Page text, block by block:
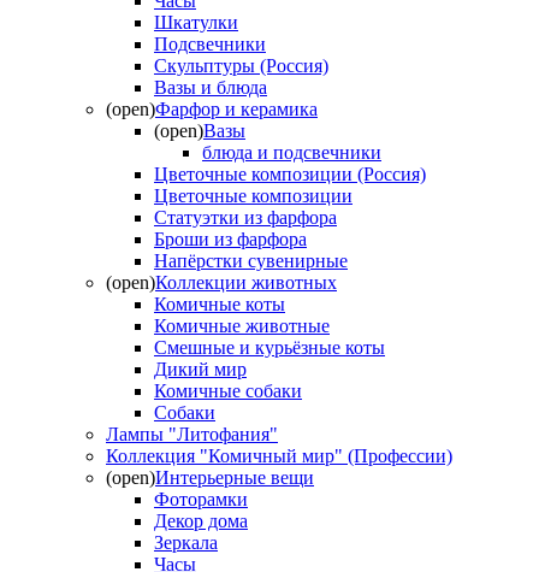
Шкатулки
Подсвечники
Скульптуры (Россия)
Вазы и блюда
(open)Фарфор и керамика
(open)Вазы
блюда и подсвечники
Цветочные композиции (Россия)
Цветочные композиции
Статуэтки из фарфора
Броши из фарфора
Напёрстки сувенирные
(open)Коллекции животных
Комичные коты
Комичные животные
Смешные и курьёзные коты
Дикий мир
Комичные собаки
Собаки
Лампы "Литофания"
Коллекция "Комичный мир" (Профессии)
(open)Интерьерные вещи
Фоторамки
Декор дома
Зеркала
Часы